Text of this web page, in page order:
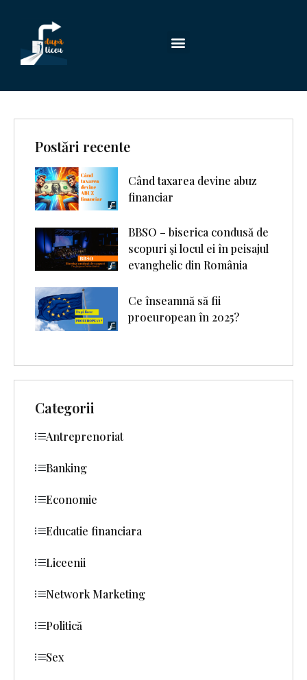
Postări recente
Când taxarea devine abuz
financiar
BBSO – biserica condusă de
scopuri şi locul ei în peisajul
evanghelic din România
Ce înseamnă să fii
proeuropean în 2025?
Categorii
Antreprenoriat
Banking
Economie
Educatie financiara
Liceenii
Network Marketing
Politică
Sex